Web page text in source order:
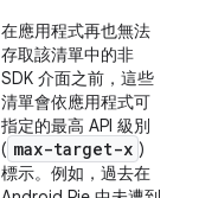
在應用程式再也無法
存取該清單中的非
SDK 介面之前，這些
清單會依應用程式可
指定的最高 API 級別
( max-target-x )
標示。例如，過去在